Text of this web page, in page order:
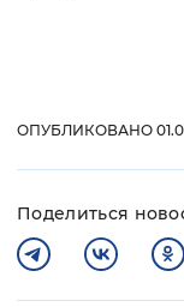
ОПУБЛИКОВАНО
Поделиться